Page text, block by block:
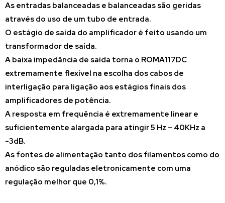
As entradas balanceadas e balanceadas são geridas
através do uso de um tubo de entrada.
O estágio de saída do amplificador é feito usando um
transformador de saída.
A baixa impedância de saída torna o ROMA117DC
extremamente flexível na escolha dos cabos de
interligação para ligação aos estágios finais dos
amplificadores de potência.
A resposta em frequência é extremamente linear e
suficientemente alargada para atingir 5 Hz – 40KHz a
-3dB.
As fontes de alimentação tanto dos filamentos como do
anódico são reguladas eletronicamente com uma
regulação melhor que 0,1%.